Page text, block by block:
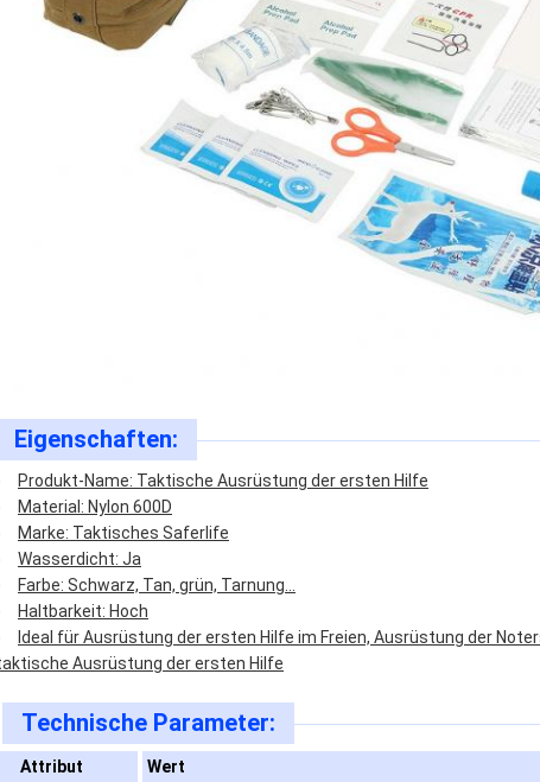
Eigenschaften:
Produkt-Name: Taktische Ausrüstung der ersten Hilfe
Material: Nylon 600D
Marke: Taktisches Saferlife
Wasserdicht: Ja
Farbe: Schwarz, Tan, grün, Tarnung…
Haltbarkeit: Hoch
Ideal für Ausrüstung der ersten Hilfe im Freien, Ausrüstung der
Ausrüstung der ersten Hilfe
Technische Parameter:
Attribut
Wert